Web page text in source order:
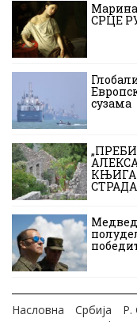
СРЦЕ
сузама
Насловна Србија Р.